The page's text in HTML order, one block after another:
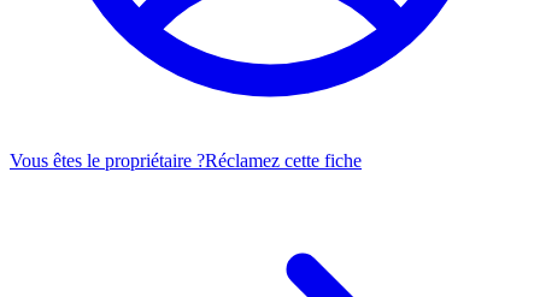
Vous êtes le propriétaire ?Réclamez cette fiche